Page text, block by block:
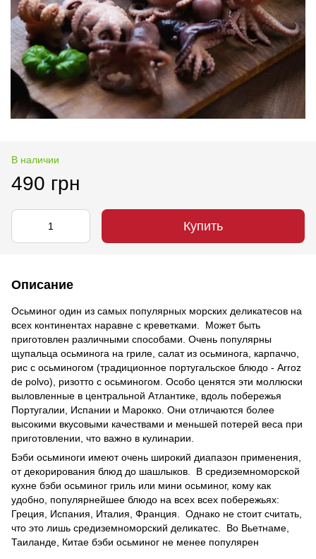
В наличии
490 грн
Купить
Описание
Осьминог один из самых популярных морских деликатесов на
всех континентах наравне с креветками. Может быть
приготовлен различными способами. Очень популярны
щупальца осьминога на гриле, салат из осьминога, карпаччо,
рис с осьминогом (традиционное португальское блюдо - Arroz
de polvo), ризотто с осьминогом. Особо ценятся эти моллюски
выловленные в центральной Атлантике, вдоль побережья
Португалии, Испании и Марокко. Они отличаются более
высокими вкусовыми качествами и меньшей потерей веса при
приготовлении, что важно в кулинарии.
Бэби осьминоги имеют очень широкий диапазон применения,
от декорирования блюд до шашлыков. В средиземноморской
кухне бэби осьминог гриль или мини осьминог, кому как
удобно, популярнейшее блюдо на всех всех побережьях:
Греция, Испания, Италия, Франция. Однако не стоит считать,
что это лишь средиземноморский деликатес. Во Вьетнаме,
Таиланде, Китае бэби осьминог не менее популярен